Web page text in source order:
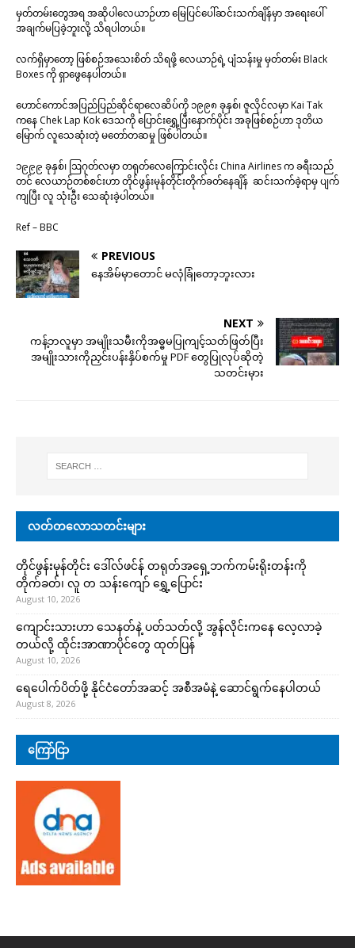
မှတ်တမ်းတွေအရ အဆိုပါလေယာဉ်ဟာ မြေပြင်ပေါ်ဆင်းသက်ချိန်မှာ အရေးပေါ်
အချက်မပြခဲ့ဘူးလို့ သိရပါတယ်။
လက်ရှိမှာတော့ ဖြစ်စဉ်အသေးစိတ် သိရဖို့ လေယာဉ်ရဲ့ ပျံသန်းမှု မှတ်တမ်း Black
Boxes ကို ရှာဖွေနေပါတယ်။
ဟောင်ကောင်အပြည်ပြည်ဆိုင်ရာလေဆိပ်ကို ၁၉၉၈ ခုနှစ်၊ ဇူလိုင်လမှာ Kai Tak
ကနေ Chek Lap Kok ဒေသကို ပြောင်းရွှေ့ပြီးနောက်ပိုင်း အခုဖြစ်စဉ်ဟာ ဒုတိယ
မြောက် လူသေဆုံးတဲ့ မတော်တဆမှု ဖြစ်ပါတယ်။
၁၉၉၉ ခုနှစ်၊ ဩဂုတ်လမှာ တရုတ်လေကြောင်းလိုင်း China Airlines က ခရီးသည်
တင် လေယာဉ်တစ်စင်းဟာ တိုင်ဖွန်းမုန်တိုင်းတိုက်ခတ်နေချိန် ဆင်းသက်ခဲ့ရာမှ ပျက်
ကျပြီး လူ သုံးဦး သေဆုံးခဲ့ပါတယ်။
Ref – BBC
PREVIOUS
နေအိမ်မှာတောင် မလုံခြုံတော့ဘူးလား
NEXT
ကန့်ဘလူမှာ အမျိုးသမီးကိုအဓ္ဓမပြုကျင့်သတ်ဖြတ်ပြီး
အမျိုးသားကိုညှင်းပန်းနှိပ်စက်မှု PDF တွေပြုလုပ်ဆိုတဲ့
သတင်းမှား
လတ်တလောသတင်းများ
တိုင်ဖွန်းမုန်တိုင်း ဒေါ်လ်ဖင်န် တရုတ်အရှေ့ဘက်ကမ်းရိုးတန်းကို
တိုက်ခတ်၊ လူ တ သန်းကျော် ရွှေ့ပြောင်း
August 10, 2026
ကျောင်းသားဟာ သေနတ်နဲ့ ပတ်သတ်လို့ အွန်လိုင်းကနေ လေ့လာခဲ့
တယ်လို့ ထိုင်းအာဏာပိုင်တွေ ထုတ်ပြန်
August 10, 2026
ရေပေါက်ပိတ်ဖို့ နိုင်ငံတော်အဆင့် အစီအမံနဲ့ ဆောင်ရွက်နေပါတယ်
August 8, 2026
ကြော်ငြာ